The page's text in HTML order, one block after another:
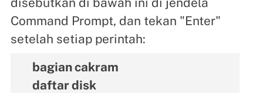
Command Prompt, dan tekan "Enter"
setelah setiap perintah:
bagian cakram
daftar disk